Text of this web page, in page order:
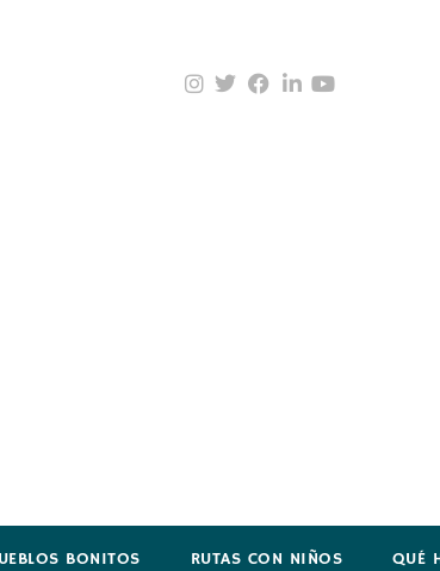
BONITOS RUTAS CON NIÑOS QUÉ